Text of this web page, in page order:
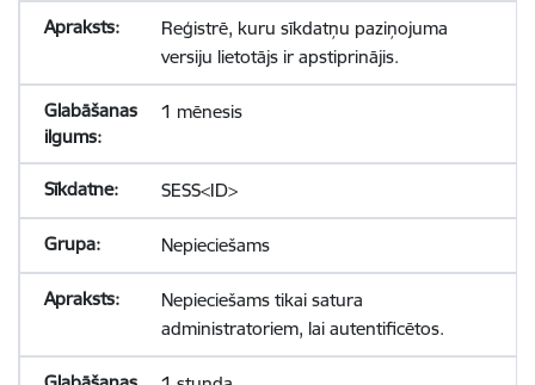
Reģistrē, kuru sīkdatņu paziņojuma
versiju lietotājs ir apstiprinājis.
1 mēnesis
SESS<ID>
Nepieciešams
Nepieciešams tikai satura
administratoriem, lai autentificētos.